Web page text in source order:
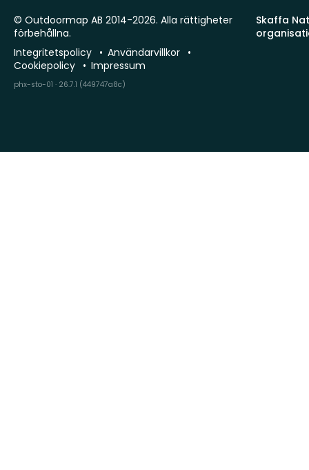
Skaffa
© Outdoormap AB 2014-2026. Alla rättigheter
förbehållna.
Integritetspolicy
Användarvillkor
Cookiepolicy
Impressum
phx-sto-01 · 26.7.1 (449747a8c)